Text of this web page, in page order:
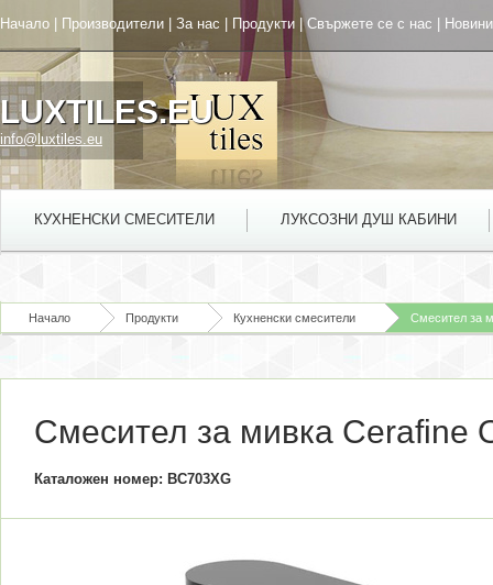
Начало Производители За нас Продукти |Свържете се с нас Новини
LUXTILES.EU
info@luxtiles.eu
КУХНЕНСКИ СМЕСИТЕЛИ ЛУКСОЗНИ ДУШ КАБИНИ
Начало Продукти Кухненски смесители Смесител за
Смесител за мивка Cerafine
Каталожен номер: BC703XG